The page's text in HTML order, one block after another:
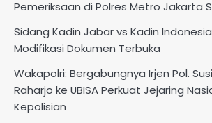
Pemeriksaan di Polres Metro Jakarta
Sidang Kadin Jabar vs Kadin
Modifikasi Dokumen Terbuka
Wakapolri: Bergabungnya Irjen Pol.
Raharjo ke UBISA Perkuat Jejaring
Kepolisian